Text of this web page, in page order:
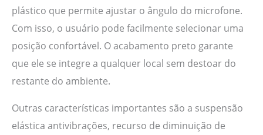
plástico que permite ajustar o ângulo do microfone.
Com isso, o usuário pode facilmente selecionar uma
posição confortável. O acabamento preto garante
que ele se integre a qualquer local sem destoar do
restante do ambiente.
Outras características importantes são a suspensão
elástica antivibrações, recurso de diminuição de